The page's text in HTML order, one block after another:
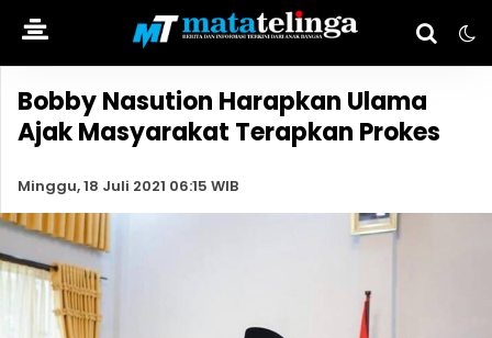
Bobby Nasution Harapkan Ulama
Ajak Masyarakat Terapkan Prokes
Minggu, 18 Juli 2021 06:15 WIB